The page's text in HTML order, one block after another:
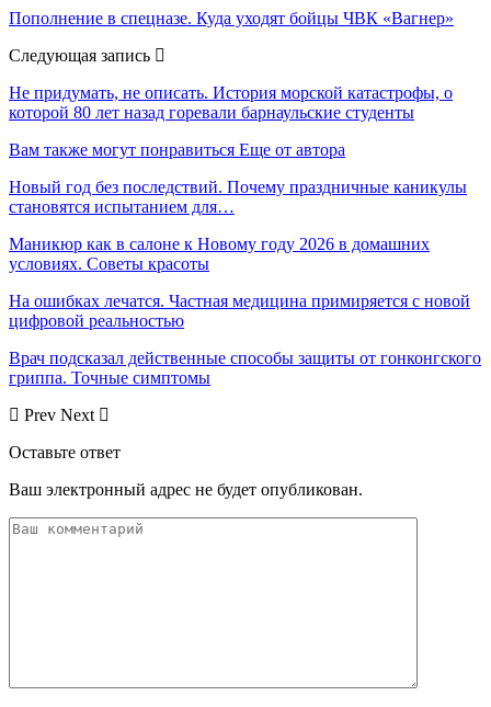
Пополнение в спецназе. Куда уходят бойцы ЧВК «Вагнер»
Следующая запись
Не придумать, не описать. История морской катастрофы, о
которой 80 лет назад горевали барнаульские студенты
Вам также могут понравиться Еще от автора
Новый год без последствий. Почему праздничные каникулы
становятся испытанием для…
Маникюр как в салоне к Новому году 2026 в домашних
условиях. Советы красоты
На ошибках лечатся. Частная медицина примиряется с новой
цифровой реальностью
Врач подсказал действенные способы защиты от гонконгского
гриппа. Точные симптомы
Prev Next
Оставьте ответ
Ваш электронный адрес не будет опубликован.